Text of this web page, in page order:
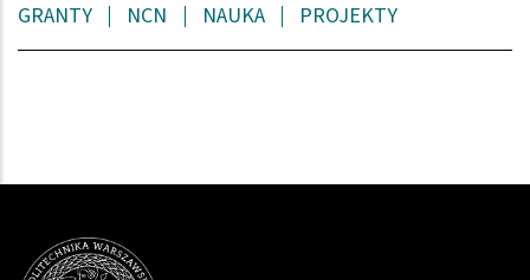
GRANTY NCN NAUKA PROJEKTY